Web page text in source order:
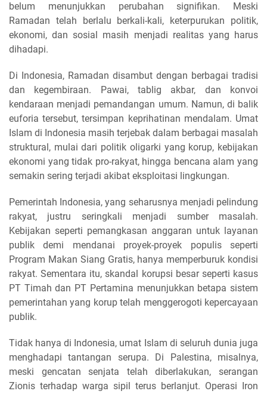
belum menunjukkan perubahan signifikan. Meski
Ramadan telah berlalu berkali-kali, keterpurukan politik,
ekonomi, dan sosial masih menjadi realitas yang harus
dihadapi.
Di Indonesia, Ramadan disambut dengan berbagai tradisi
dan kegembiraan. Pawai, tablig akbar, dan konvoi
kendaraan menjadi pemandangan umum. Namun, di balik
euforia tersebut, tersimpan keprihatinan mendalam. Umat
Islam di Indonesia masih terjebak dalam berbagai masalah
struktural, mulai dari politik oligarki yang korup, kebijakan
ekonomi yang tidak pro-rakyat, hingga bencana alam yang
semakin sering terjadi akibat eksploitasi lingkungan.
Pemerintah Indonesia, yang seharusnya menjadi pelindung
rakyat, justru seringkali menjadi sumber masalah.
Kebijakan seperti pemangkasan anggaran untuk layanan
publik demi mendanai proyek-proyek populis seperti
Program Makan Siang Gratis, hanya memperburuk kondisi
rakyat. Sementara itu, skandal korupsi besar seperti kasus
PT Timah dan PT Pertamina menunjukkan betapa sistem
pemerintahan yang korup telah menggerogoti kepercayaan
publik.
Tidak hanya di Indonesia, umat Islam di seluruh dunia juga
menghadapi tantangan serupa. Di Palestina, misalnya,
meski gencatan senjata telah diberlakukan, serangan
Zionis terhadap warga sipil terus berlanjut. Operasi Iron